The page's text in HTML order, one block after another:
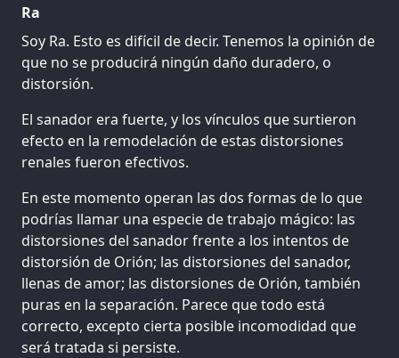
Ra
Soy Ra. Esto es difícil de decir. Tenemos la opinión de
que no se producirá ningún daño duradero, o
distorsión.
El sanador era fuerte, y los vínculos que surtieron
efecto en la remodelación de estas distorsiones
renales fueron efectivos.
En este momento operan las dos formas de lo que
podrías llamar una especie de trabajo mágico: las
distorsiones del sanador frente a los intentos de
distorsión de Orión; las distorsiones del sanador,
llenas de amor; las distorsiones de Orión, también
puras en la separación. Parece que todo está
correcto, excepto cierta posible incomodidad que
será tratada si persiste.